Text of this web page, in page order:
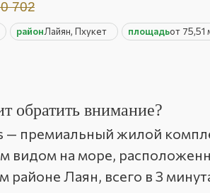
702
районЛайян, Пхукет площадьот 75,51
обратить внимание?
— премиальный жилой
видом на море,
районе Лаян, всего в 3